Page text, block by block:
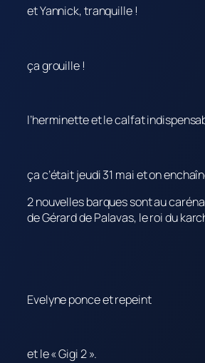
et Yannick, tranquille !
ça grouille !
l’herminette et le calfat
ça c’était jeudi 31 mai et on
2 nouvelles barques sont au
de Gérard de Palavas, le roi du
Evelyne ponce et repeint
et le « Gigi 2 ».